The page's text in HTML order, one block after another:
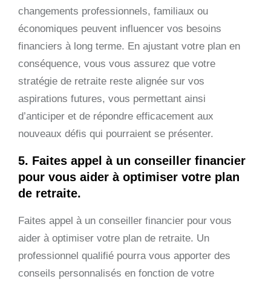
changements professionnels, familiaux ou
économiques peuvent influencer vos besoins
financiers à long terme. En ajustant votre plan en
conséquence, vous vous assurez que votre
stratégie de retraite reste alignée sur vos
aspirations futures, vous permettant ainsi
d’anticiper et de répondre efficacement aux
nouveaux défis qui pourraient se présenter.
5. Faites appel à un conseiller financier
pour vous aider à optimiser votre plan
de retraite.
Faites appel à un conseiller financier pour vous
aider à optimiser votre plan de retraite. Un
professionnel qualifié pourra vous apporter des
conseils personnalisés en fonction de votre